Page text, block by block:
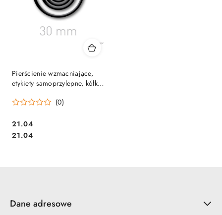
Pierścienie wzmacniające,
etykiety samoprzylepne, kółko
O.easyRing 30 mm, 60
(0)
Cena:
21.04
Cena:
21.04
Dane adresowe